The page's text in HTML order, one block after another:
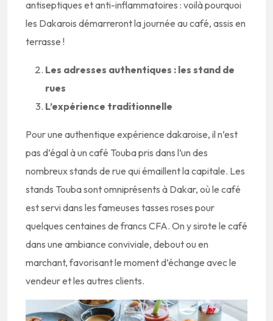
antiseptiques et anti-inflammatoires : voilà pourquoi
les Dakarois démarreront la journée au café, assis en
terrasse !
Les adresses authentiques : les stand de
rues
L’expérience traditionnelle
Pour une authentique expérience dakaroise, il n’est
pas d’égal à un café Touba pris dans l’un des
nombreux stands de rue qui émaillent la capitale. Les
stands Touba sont omniprésents à Dakar, où le café
est servi dans les fameuses tasses roses pour
quelques centaines de francs CFA. On y sirote le café
dans une ambiance conviviale, debout ou en
marchant, favorisant le moment d’échange avec le
vendeur et les autres clients.